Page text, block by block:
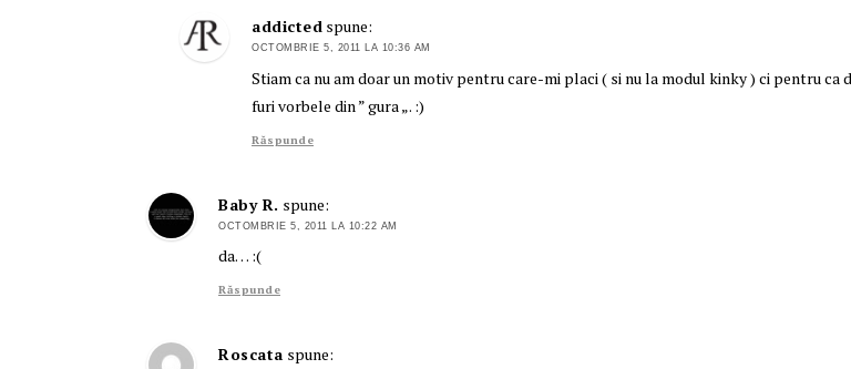
addicted spune:
OCTOMBRIE 5, 2011 LA 10:36 AM
Stiam ca nu am doar un motiv pentru care-mi placi ( si nu la modul kinky ) ci pentru ca
furi vorbele din ” gura „. :)
Răspunde
Baby R. spune:
OCTOMBRIE 5, 2011 LA 10:22 AM
da… :(
Răspunde
Roscata spune: